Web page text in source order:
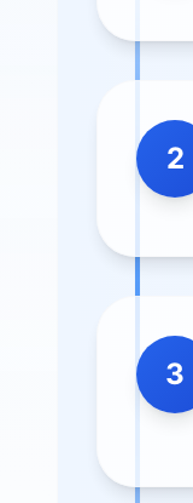
2
3